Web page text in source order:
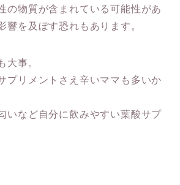
の物質が含まれている可能性があ
響を及ぼす恐れもあります。
大事。
プリメントさえ辛いママも多いか
いなど自分に飲みやすい葉酸サプ